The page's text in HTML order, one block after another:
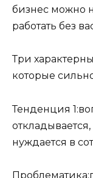
бизнес можно
работать без
Три
которые
Тенденция
нуждается в